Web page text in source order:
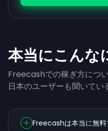
本当にこんな
Freecashでの稼ぎ方につ
日本のユーザーも聞いてい
Freecashは本当に無料